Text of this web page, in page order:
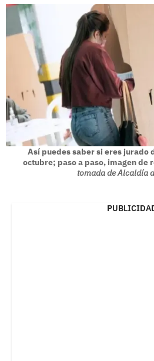
Así puedes saber si eres jurado
octubre; paso a paso, imagen de
tomada de Alcaldía